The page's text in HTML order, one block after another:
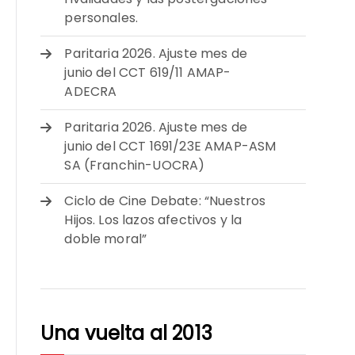
personales.
Paritaria 2026. Ajuste mes de
junio del CCT 619/11 AMAP-
ADECRA
Paritaria 2026. Ajuste mes de
junio del CCT 1691/23E AMAP-ASM
SA (Franchin-UOCRA)
Ciclo de Cine Debate: “Nuestros
Hijos. Los lazos afectivos y la
doble moral”
Una vuelta al 2013